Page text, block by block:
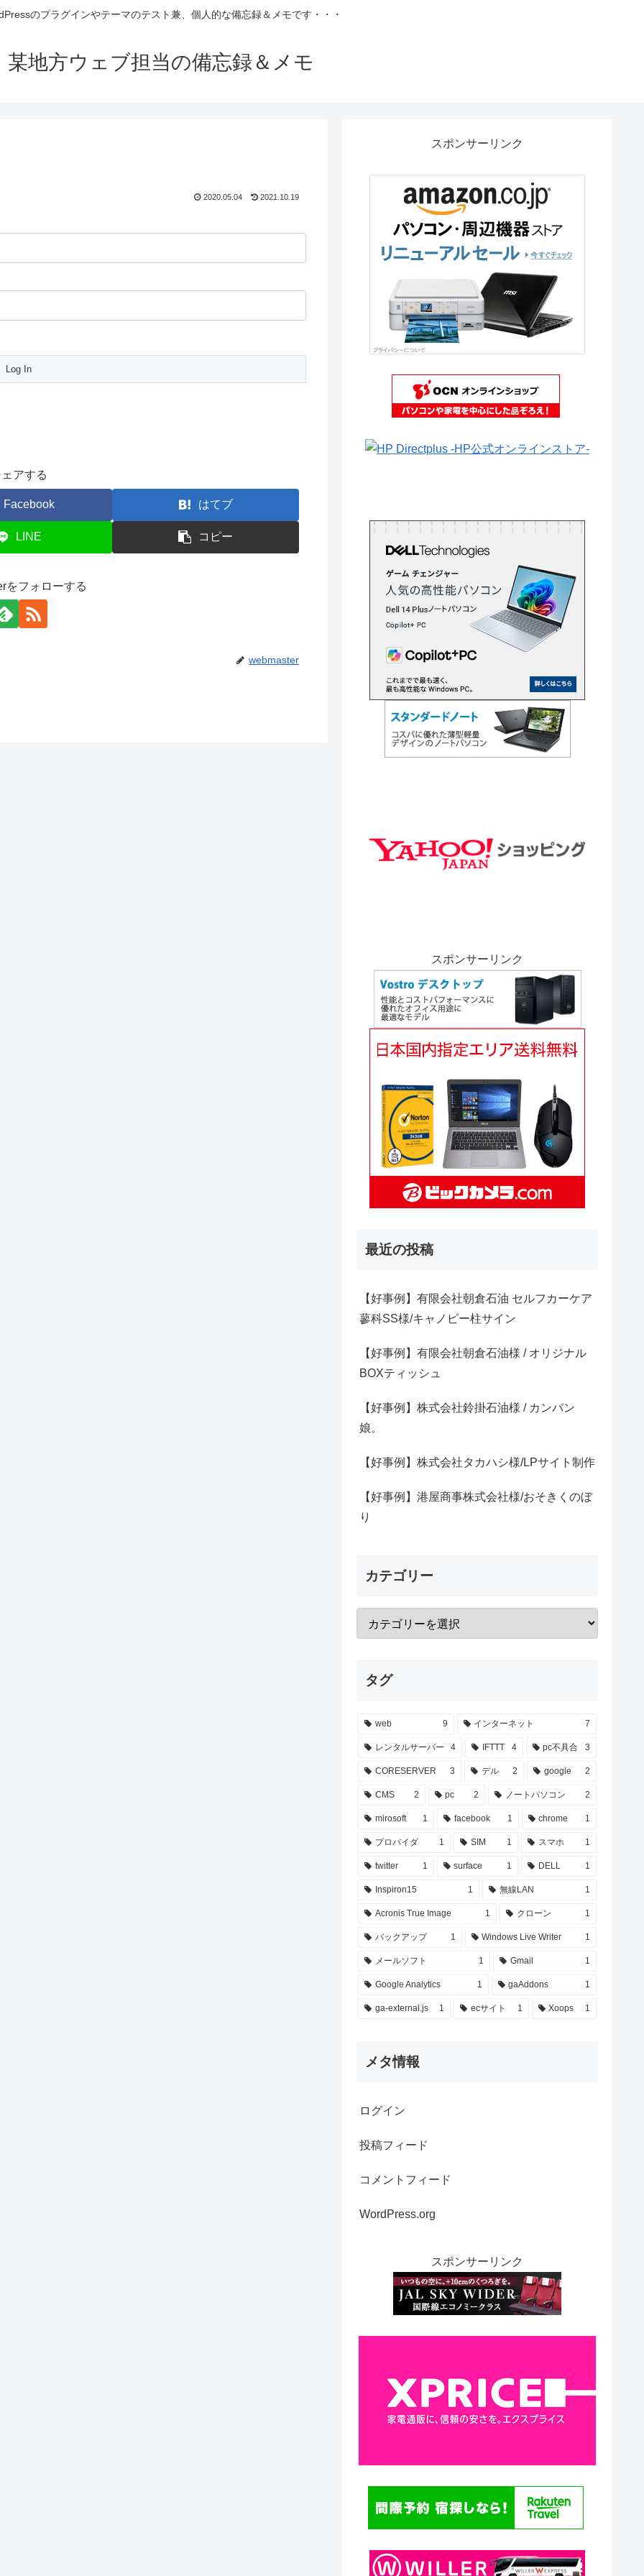
のプラグインやテーマのテスト兼、個人的な備忘録＆メモです・・・
某地方ウェブ担当の備忘録＆メモ
2020.05.04 2021.10.19
アする
Facebook はてブ
LINE コピー
をフォローする
webmaster
スポンサーリンク
スポンサーリンク
最近の投稿
【好事例】有限会社朝倉石油 セルフカーケア
蓼科SS様/キャノピー柱サイン
【好事例】有限会社朝倉石油様 / オリジナル
BOXティッシュ
【好事例】株式会社鈴掛石油様 / カンバン
娘。
【好事例】株式会社タカハシ様/LPサイト制作
【好事例】港屋商事株式会社様/おそきくのぼ
り
カテゴリー
タグ
web 9 インターネット 7
レンタルサーバー 4 IFTTT 4 pc不具合 3
CORESERVER 3 デル 2 google 2
CMS 2 pc 2 ノートパソコン 2
mirosoft 1 facebook 1 chrome 1
プロバイダ 1 SIM 1 スマホ 1
twitter 1 surface 1 DELL 1
Inspiron15 1 無線LAN 1
Acronis True Image 1 クローン 1
バックアップ 1 Windows Live Writer 1
メールソフト 1 Gmail 1
Google Analytics 1 gaAddons 1
ga-external.js 1 ecサイト 1 Xoops 1
メタ情報
ログイン
投稿フィード
コメントフィード
WordPress.org
スポンサーリンク